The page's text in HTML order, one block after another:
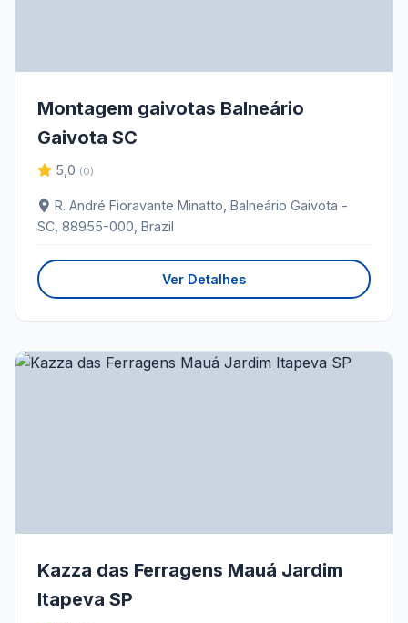
Montagem gaivotas Balneário
Gaivota SC
5,0 (0)
R. André Fioravante Minatto, Balneário Gaivota -
SC, 88955-000, Brazil
Ver Detalhes
Kazza das Ferragens Mauá Jardim
Itapeva SP